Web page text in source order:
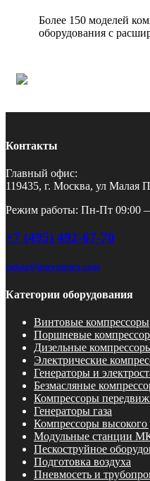
Более 150 моделей
оборудования с
Контакты
Главный офис:
119435, г. Москва, ул Малая
Режим работы: Пн-Пт 09:00
+7 (495) 492-67-70
zakaz@pnevmotex.com
Категории оборудования
Винтовые компрессоры
Поршневые
Дизельные
Электрические
Генераторы и
Безмасляные
Компрессоры
Генераторы газа
Компрессоры высокого
Модульные станции
Пескоструйное
Подготовка воздуха
Пневмосеть и